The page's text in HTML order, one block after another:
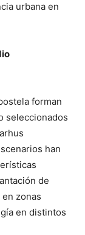
urbana en
forman
seleccionados
han
de
zonas
en distintos